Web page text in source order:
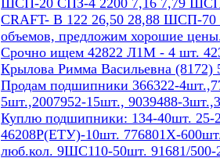
Срочно ищем 42822 Л1М - 4 шт.
Крылова Римма Васильевна (8172)
Продам подшипники 366322-
5шт.,2007952-15шт., 9039488-
Куплю подшипники: 134-40шт.
46208Р(ЕТУ)-10шт. 776801Х-
люб.кол. 9ШС110-50шт. 91681/500-